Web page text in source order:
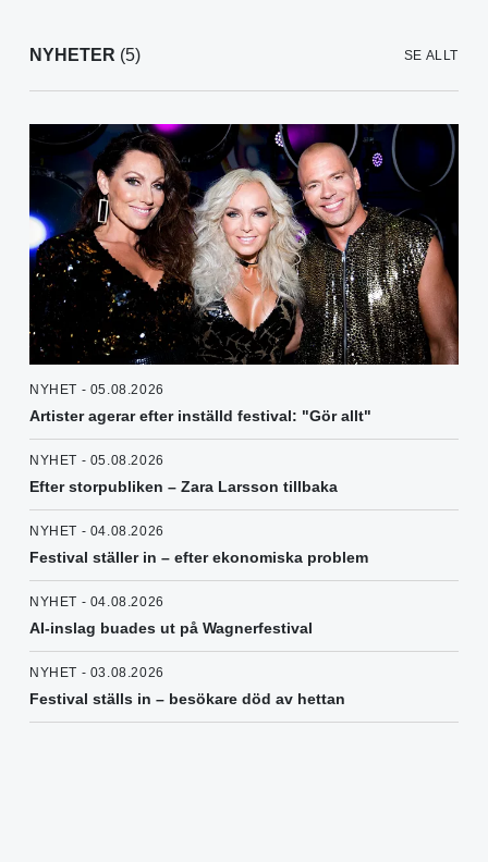
NYHETER (5) SE ALLT
NYHET - 05.08.2026
Artister agerar efter inställd festival: "Gör allt"
NYHET - 05.08.2026
Efter storpubliken – Zara Larsson tillbaka
NYHET - 04.08.2026
Festival ställer in – efter ekonomiska problem
NYHET - 04.08.2026
AI-inslag buades ut på Wagnerfestival
NYHET - 03.08.2026
Festival ställs in – besökare död av hettan